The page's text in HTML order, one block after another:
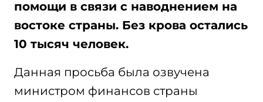
помощи в связи с наводнением на
востоке страны. Без крова остались
10 тысяч человек.
Данная просьба была озвучена
министром финансов страны